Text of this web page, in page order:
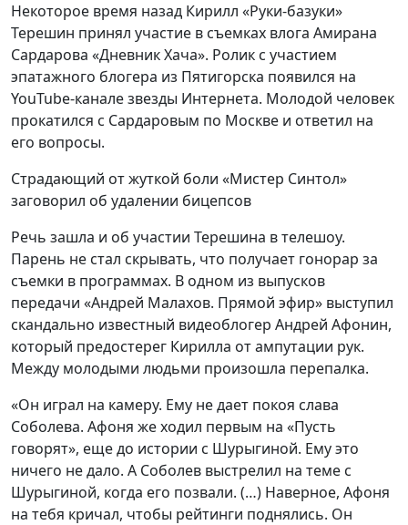
Некоторое время назад Кирилл «Руки-базуки»
Терешин принял участие в съемках влога Амирана
Сардарова «Дневник Хача». Ролик с участием
эпатажного блогера из Пятигорска появился на
YouTube-канале звезды Интернета. Молодой человек
прокатился с Сардаровым по Москве и ответил на
его вопросы.
Страдающий от жуткой боли «Мистер Синтол»
заговорил об удалении бицепсов
Речь зашла и об участии Терешина в телешоу.
Парень не стал скрывать, что получает гонорар за
съемки в программах. В одном из выпусков
передачи «Андрей Малахов. Прямой эфир» выступил
скандально известный видеоблогер Андрей Афонин,
который предостерег Кирилла от ампутации рук.
Между молодыми людьми произошла перепалка.
«Он играл на камеру. Ему не дает покоя слава
Соболева. Афоня же ходил первым на «Пусть
говорят», еще до истории с Шурыгиной. Ему это
ничего не дало. А Соболев выстрелил на теме с
Шурыгиной, когда его позвали. (…) Наверное, Афоня
на тебя кричал, чтобы рейтинги поднялись. Он